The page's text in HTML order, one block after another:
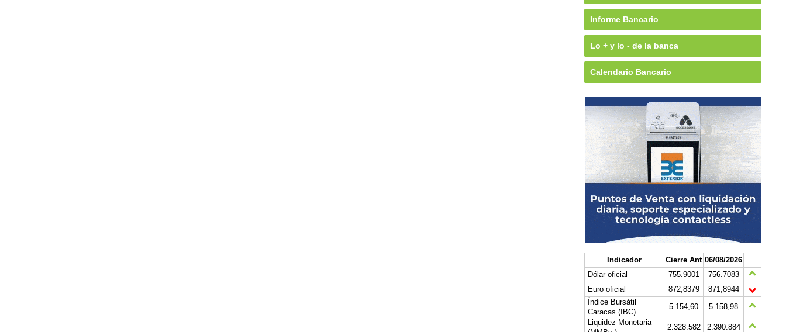
Informe Bancario
Lo + y lo - de la banca
Calendario Bancario
Indicador Cierre Ant 06/08/2026
Dólar oficial
755.9001
756.7083
Euro oficial
872,8379
871,8944
Índice Bursátil
Caracas (IBC)
5.154,60
5.158,98
Liquidez Monetaria
2.328.582
2.390.884